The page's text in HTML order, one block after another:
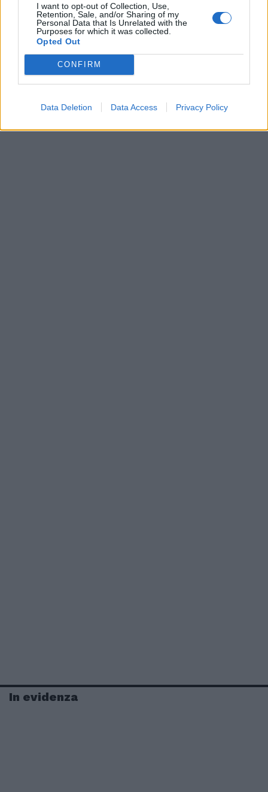
I want to opt-out of Collection, Use,
Retention, Sale, and/or Sharing of my
Personal Data that Is Unrelated with the
Purposes for which it was collected.
Opted Out
CONFIRM
Data Deletion Data Access Privacy Policy
In evidenza